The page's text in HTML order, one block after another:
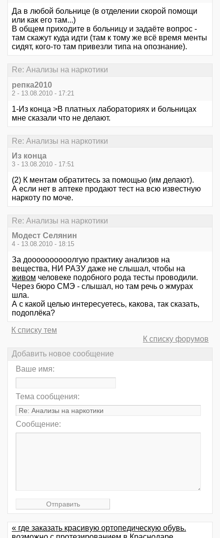
Да в любой больнице (в отделении скорой помощи
или как его там...)
В общем приходите в больницу и задаёте вопрос -
там скажут куда идти (там к тому же всё время менты
сидят, кого-то там привезли типа на опознание).
Re: Анализы на наркотики
репка2010
2 - 13.08.2010 - 17:21
1-Из конца >В платных лабораториях и больницах
мне сказали что не делают.
Re: Анализы на наркотики
Из конца
3 - 13.08.2010 - 17:51
(2) К ментам обратитесь за помощью (им делают).
А если нет в аптеке продают тест на всю известную
наркоту по моче.
Re: Анализы на наркотики
Модест Селянин
4 - 13.08.2010 - 18:15
За доооооооооолгую практику анализов на
вещества, НИ РАЗУ даже не слышал, чтобы на
живом человеке подобного рода тесты проводили.
Через бюро СМЭ - слышал, но там речь о жмурах
шла.
А с какой целью интересуетесь, какова, так сказать,
подоплёка?
К списку тем
К списку форумов
Добавить новое сообщение
Ваше имя:
Тема сообщения:
Сообщение:
« где заказать красивую ортопедическую обувь.